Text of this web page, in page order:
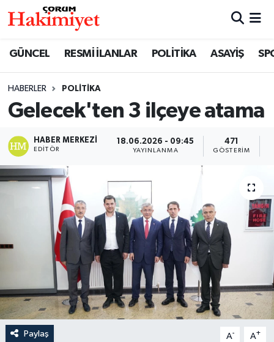
GÜNCEL RESMİ İLANLAR POLİTİKA ASAYİŞ
HABERLER POLİTİKA
Gelecek'ten 3 ilçeye atama
HABER MERKEZI
EDITÖR
18.06.2026 - 09:45
YAYINLANMA
471
GÖSTERIM
Paylaş A- A+
SAĞLIK
ASAYİŞ
EKONOMİ
GÜNCEL
AKTÜEL
EĞİTİM
İLÇELER
OTOPARK
Nöbetçi Eczaneler
Çorum Namaz Vakitleri
Trafik Durumu
Süper Lig Puan Durumu ve Fikstür
Tüm Manşetler
Son Dakika Haberleri
Haber Arşivi